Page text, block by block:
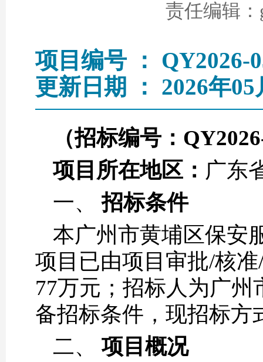
责任编辑
项目编号 ： QY2026-
更新日期 ： 2026年05
（招标编号：
项目所在地区： 广东
一、招标条件
本广州市黄埔区保安
项目已由项目审批/核
77万元；招标人为广
备招标条件，现招标
二、 项目概况